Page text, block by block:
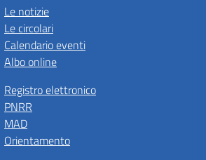
Le notizie
Le circolari
Calendario eventi
Albo online
Registro elettronico
PNRR
MAD
Orientamento